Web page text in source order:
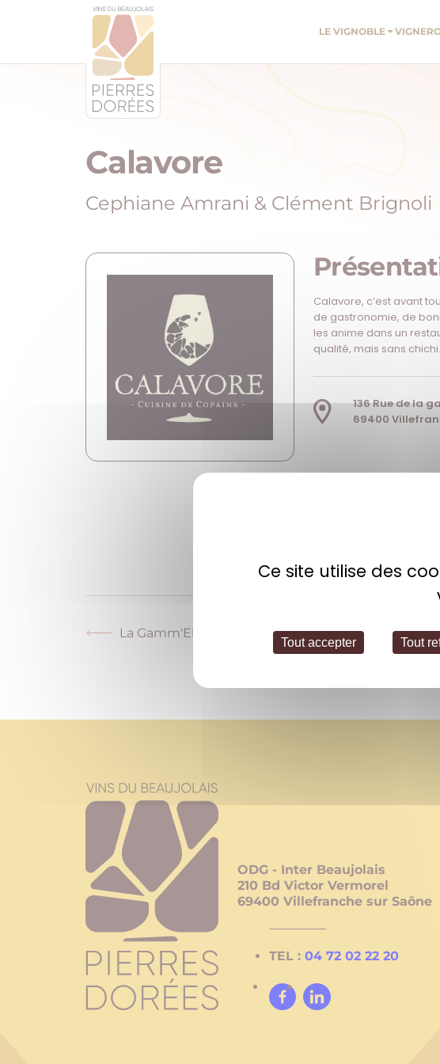
Panneau de gestion des cookies
Ce site utilise des
Tout accepter Tout
LE VIGNOBLE
Calavore
Cephiane Amrani & Clément Brignoli
Calavore, c’est avant
de gastronomie, de
les anime dans un
qualité, mais sans
136 Rue de la
69400
ArticleLa Gamm'Elles
ODG - Inter Beaujolais
210 Bd Victor Vermorel
69400 Villefranche sur Saône
TEL : 04 72 02 22 20